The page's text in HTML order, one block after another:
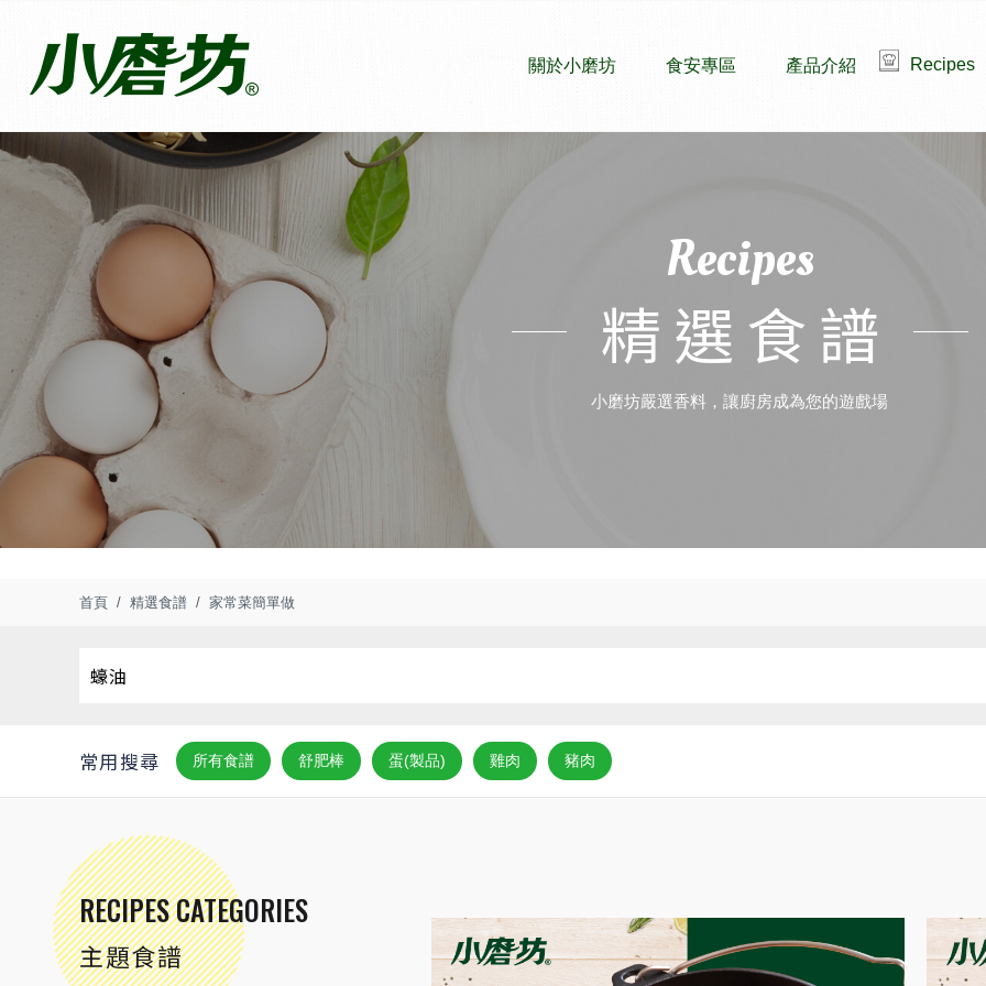
關於小磨坊 食安專區 產品介紹 Recipes
Recipes
精選食譜
小磨坊嚴選香料，讓廚房成為您的遊戲場
首頁 精選食譜 家常菜簡單做
常用搜尋 所有食譜 舒肥棒 蛋(製品) 雞肉 豬肉
RECIPES CATEGORIES
主題食譜